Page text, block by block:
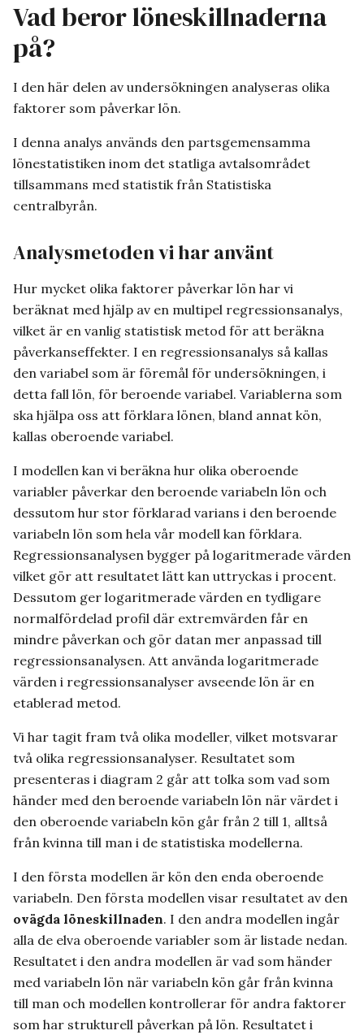
Vad beror löneskillnaderna
på?
I den här delen av undersökningen analyseras olika
faktorer som påverkar lön.
I denna analys används den partsgemensamma
lönestatistiken inom det statliga avtalsområdet
tillsammans med statistik från Statistiska
centralbyrån.
Analysmetoden vi har använt
Hur mycket olika faktorer påverkar lön har vi
beräknat med hjälp av en multipel regressionsanalys,
vilket är en vanlig statistisk metod för att beräkna
påverkanseffekter. I en regressionsanalys så kallas
den variabel som är föremål för undersökningen, i
detta fall lön, för beroende variabel. Variablerna som
ska hjälpa oss att förklara lönen, bland annat kön,
kallas oberoende variabel.
I modellen kan vi beräkna hur olika oberoende
variabler påverkar den beroende variabeln lön och
dessutom hur stor förklarad varians i den beroende
variabeln lön som hela vår modell kan förklara.
Regressionsanalysen bygger på logaritmerade värden
vilket gör att resultatet lätt kan uttryckas i procent.
Dessutom ger logaritmerade värden en tydligare
normalfördelad profil där extremvärden får en
mindre påverkan och gör datan mer anpassad till
regressionsanalysen. Att använda logaritmerade
värden i regressionsanalyser avseende lön är en
etablerad metod.
Vi har tagit fram två olika modeller, vilket motsvarar
två olika regressionsanalyser. Resultatet som
presenteras i diagram 2 går att tolka som vad som
händer med den beroende variabeln lön när värdet i
den oberoende variabeln kön går från 2 till 1, alltså
från kvinna till man i de statistiska modellerna.
I den första modellen är kön den enda oberoende
variabeln. Den första modellen visar resultatet av den
ovägda löneskillnaden. I den andra modellen ingår
alla de elva oberoende variabler som är listade nedan.
Resultatet i den andra modellen är vad som händer
med variabeln lön när variabeln kön går från kvinna
till man och modellen kontrollerar för andra faktorer
som har strukturell påverkan på lön. Resultatet i